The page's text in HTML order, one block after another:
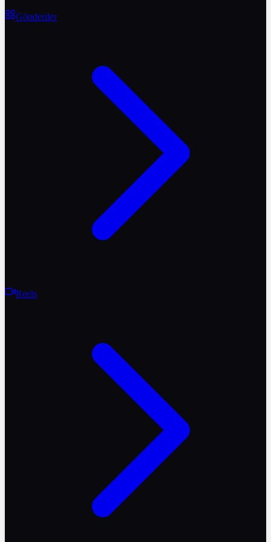
Gönderiler
Reels